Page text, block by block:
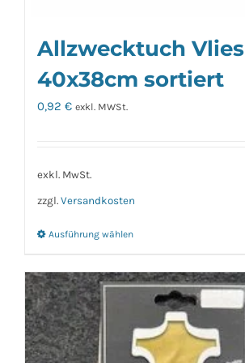
Allzwecktuch Vlies
40x38cm sortiert
0,92 € exkl. MWSt.
exkl. MwSt.
zzgl. Versandkosten
Ausführung wählenDieses
weist
mehrere
Varianten
auf.